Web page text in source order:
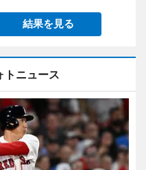
結果を見る
トニュース